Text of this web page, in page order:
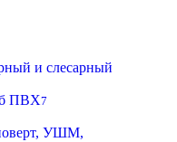
и слесарный
ПВХ7
УШМ,